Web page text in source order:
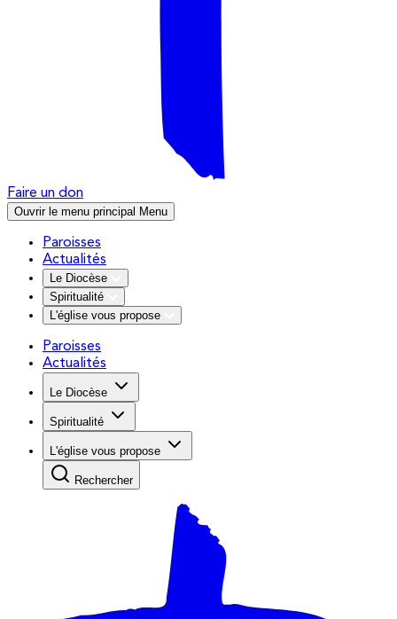
Faire un don
Ouvrir le menu principal Menu
Paroisses
Actualités
Le Diocèse
Spiritualité
L'église vous propose
Paroisses
Actualités
Le Diocèse
Spiritualité
L'église vous propose
Rechercher